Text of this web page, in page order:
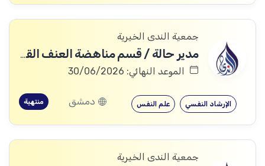
جمعية الندى الخيرية
مدير حالة / قسم مناهضة العنف القائم على النوع الاجتماعي
الموعد النهائي: 30/06/2026
علم النفس الإرشاد النفسي دمشق منتهية
جمعية الندى الخيرية